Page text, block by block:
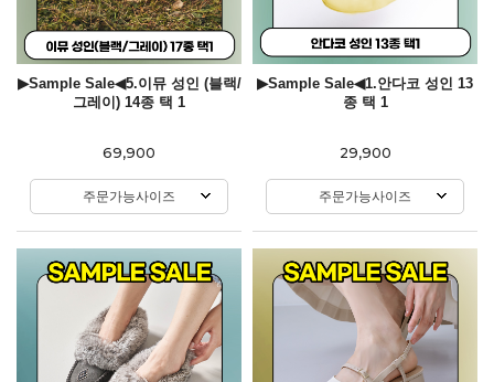
▶Sample Sale◀5.이뮤 성인 (블랙/
그레이) 14종 택 1
69,900
주문가능사이즈
▶Sample Sale◀1.안다코 성인 13
종 택 1
29,900
주문가능사이즈